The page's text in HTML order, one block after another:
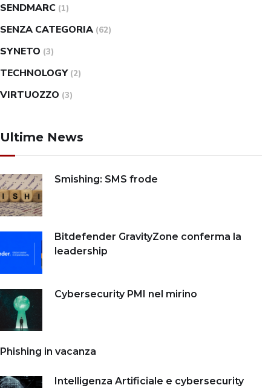
SENDMARC (1)
SENZA CATEGORIA (62)
SYNETO (3)
TECHNOLOGY (2)
VIRTUOZZO (3)
Ultime News
Smishing: SMS frode
Bitdefender GravityZone conferma la
leadership
Cybersecurity PMI nel mirino
Phishing in vacanza
Intelligenza Artificiale e cybersecurity